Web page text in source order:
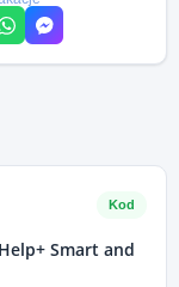
Kod
Smart and